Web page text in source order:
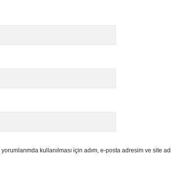
kullanılması için adım, e-posta adresim ve site